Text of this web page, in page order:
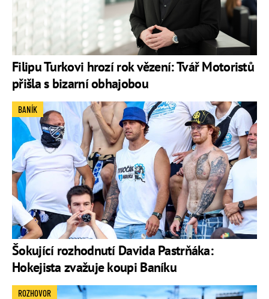
Filipu Turkovi hrozí rok vězení: Tvář Motoristů
přišla s bizarní obhajobou
Šokující rozhodnutí Davida Pastrňáka:
Hokejista zvažuje koupi Baníku
BANÍK
ROZHOVOR